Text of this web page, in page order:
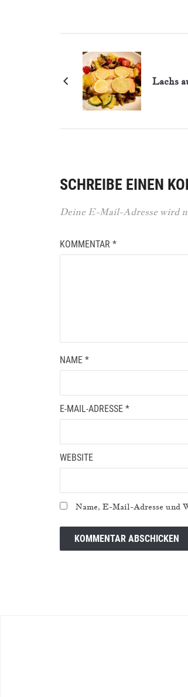
Lachs
SCHREIBE EINEN
Deine E-Mail-Adresse wird
KOMMENTAR *
NAME *
E-MAIL-ADRESSE *
WEBSITE
Name, E-Mail-Adresse und